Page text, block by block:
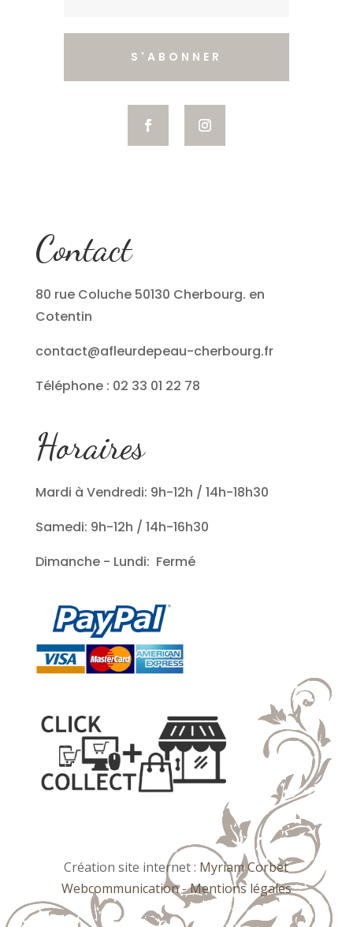
S'ABONNER
Contact
80 rue Coluche 50130 Cherbourg. en
Cotentin
contact@afleurdepeau-cherbourg.fr
Téléphone : 02 33 01 22 78
Horaires
Mardi à Vendredi: 9h-12h / 14h-18h30
Samedi: 9h-12h / 14h-16h30
Dimanche - Lundi: Fermé
Création site internet : Myriam Corbet
Webcommunication-Mentions légales